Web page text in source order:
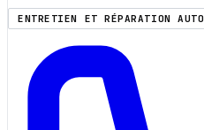
ENTRETIEN ET RÉPARATION AUTO